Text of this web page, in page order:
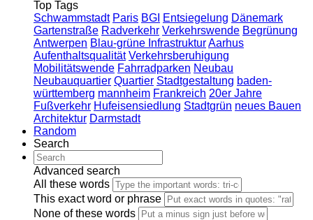
Top Tags
Schwammstadt Paris BGI Entsiegelung Dänemark
Gartenstraße Radverkehr Verkehrswende Begrünung
Antwerpen Blau-grüne InfrastrukturAarhus
Aufenthaltsqualität Verkehrsberuhigung
Mobilitätswende Fahrradparken Neubau
Neubauquartier Quartier Stadtgestaltung baden-
württemberg mannheim Frankreich 20er Jahre
Fußverkehr Hufeisensiedlung Stadtgrün neues Bauen
Architektur Darmstadt
Random
Search
Advanced search
All these words
This exact word or phrase
None of these words